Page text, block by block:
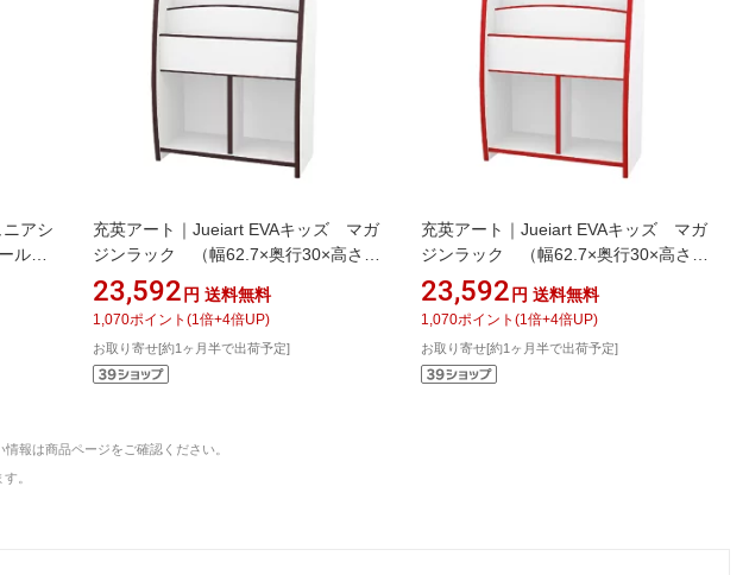
アシ
ル
充英アート｜Jueiart EVAキッズ マガ
ジンラック （幅62.7×奥行30×高さ
90cm） JAJAN ブラウン MRJ-63HD
23,592 円 送料無料
1,070ポイント (1 倍+4倍UP)
お取り寄せ[約1ヶ月半で出荷予定]
充英アート｜Jueiart EVAキッズ マガ
ジンラック （幅62.7×奥行30×高さ
90cm） JAJAN レッド MRJ-63HR
23,592 円 送料無料
1,070ポイント (1 倍+4倍UP)
お取り寄せ[約1ヶ月半で出荷予定]
報は商品ページをご確認ください。
。